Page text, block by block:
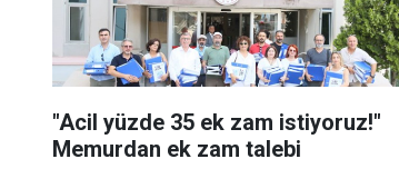
"Acil yüzde 35 ek zam istiyoruz!"
Memurdan ek zam talebi